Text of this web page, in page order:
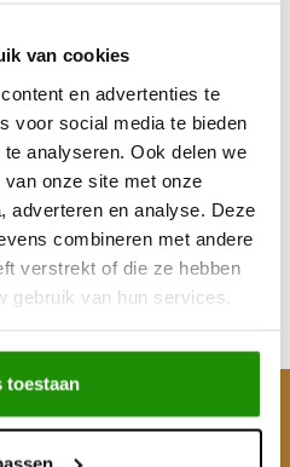
van cookies
en advertenties te
voor social media te bieden
analyseren. Ook delen we
onze site met onze
adverteren en analyse. Deze
combineren met andere
verstrekt of die ze hebben
gebruik van hun services.
toestaan